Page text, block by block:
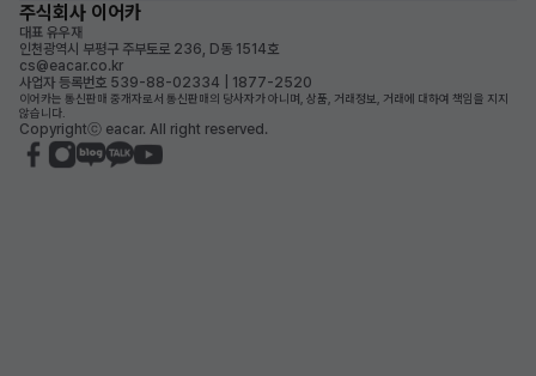
주식회사 이어카
대표 유우재
인천광역시 부평구 주부토로 236, D동 1514호
cs@eacar.co.kr
사업자 등록번호 539-88-02334 | 1877-2520
이어카는 통신판매 중개자로서 통신판매의 당사자가 아니며, 상품, 거래정보, 거래에 대하여 책임을 지지
않습니다.
Copyrightⓒ eacar. All right reserved.